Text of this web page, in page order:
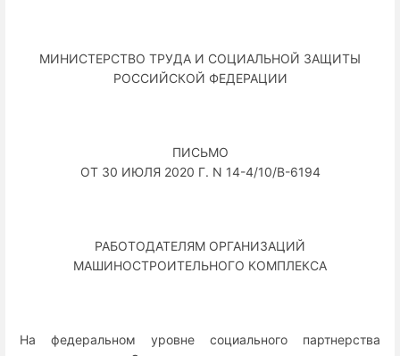
МИНИСТЕРСТВО ТРУДА И СОЦИАЛЬНОЙ ЗАЩИТЫ
РОССИЙСКОЙ ФЕДЕРАЦИИ
ПИСЬМО
ОТ 30 ИЮЛЯ 2020 Г. N 14-4/10/В-6194
РАБОТОДАТЕЛЯМ ОРГАНИЗАЦИЙ
МАШИНОСТРОИТЕЛЬНОГО КОМПЛЕКСА
На федеральном уровне социального партнерства